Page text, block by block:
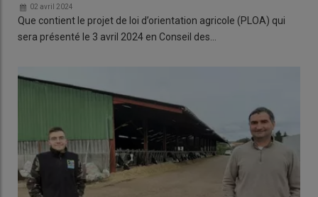
02 avril 2024
Que contient le projet de loi d’orientation agricole (PLOA) qui
sera présenté le 3 avril 2024 en Conseil des…